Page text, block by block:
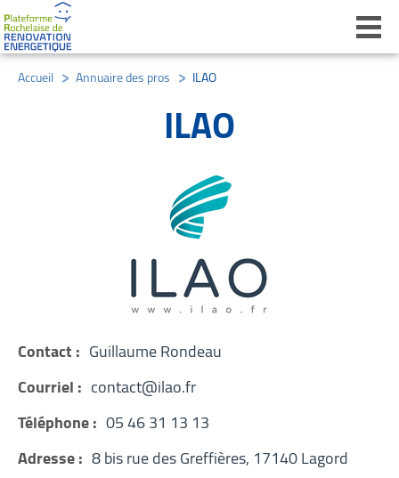
Accueil Annuaire des pros ILAO
ILAO
Contact : Guillaume Rondeau
Courriel : contact@ilao.fr
Téléphone : 05 46 31 13 13
Adresse : 8 bis rue des Greffières, 17140 Lagord